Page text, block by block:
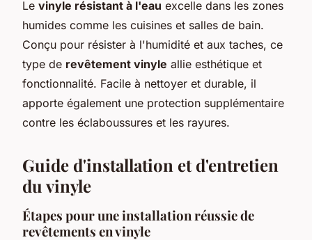
Le vinyle résistant à l'eau excelle dans les zones
humides comme les cuisines et salles de bain.
Conçu pour résister à l'humidité et aux taches, ce
type de revêtement vinyle allie esthétique et
fonctionnalité. Facile à nettoyer et durable, il
apporte également une protection supplémentaire
contre les éclaboussures et les rayures.
Guide d'installation et d'entretien
du vinyle
Étapes pour une installation réussie de
revêtements en vinyle